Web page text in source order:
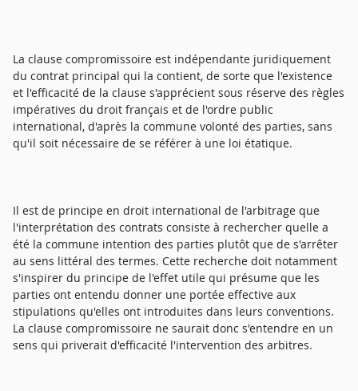
La clause compromissoire est indépendante juridiquement
du contrat principal qui la contient, de sorte que l'existence
et l'efficacité de la clause s'apprécient sous réserve des règles
impératives du droit français et de l'ordre public
international, d'après la commune volonté des parties, sans
qu'il soit nécessaire de se référer à une loi étatique.
Il est de principe en droit international de l'arbitrage que
l'interprétation des contrats consiste à rechercher quelle a
été la commune intention des parties plutôt que de s'arrêter
au sens littéral des termes. Cette recherche doit notamment
s'inspirer du principe de l'effet utile qui présume que les
parties ont entendu donner une portée effective aux
stipulations qu'elles ont introduites dans leurs conventions.
La clause compromissoire ne saurait donc s'entendre en un
sens qui priverait d'efficacité l'intervention des arbitres.